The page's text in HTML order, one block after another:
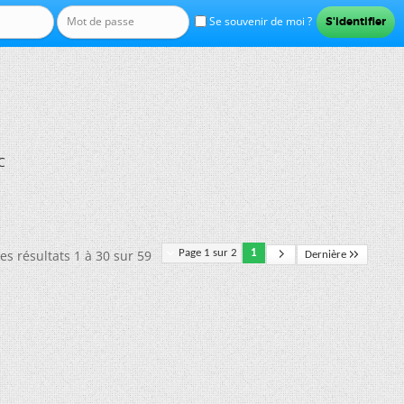
Se souvenir de moi ?
Page 1 sur 2 1 Dernière
résultats 1 à 30 sur 59